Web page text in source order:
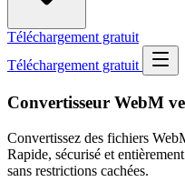
Téléchargement gratuit
Téléchargement gratuit
Convertisseur WebM
Convertissez des fichiers
Rapide, sécurisé et
sans restrictions cachées.